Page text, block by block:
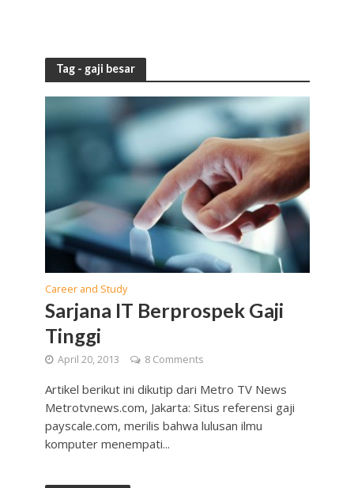
Tag - gaji besar
Career and Study
Sarjana IT Berprospek Gaji
Tinggi
April 20, 2013 8 Comments
Artikel berikut ini dikutip dari Metro TV News
Metrotvnews.com, Jakarta: Situs referensi gaji
payscale.com, merilis bahwa lulusan ilmu
komputer menempati...